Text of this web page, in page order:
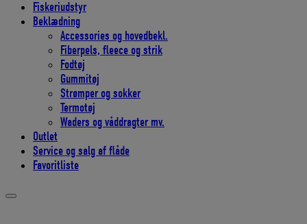
Fiskeriudstyr
Beklædning
Accessories og hovedbekl.
Fiberpels, fleece og strik
Fodtøj
Gummitøj
Strømper og sokker
Termotøj
Waders og våddragter mv.
Outlet
Service og salg af flåde
Favoritliste